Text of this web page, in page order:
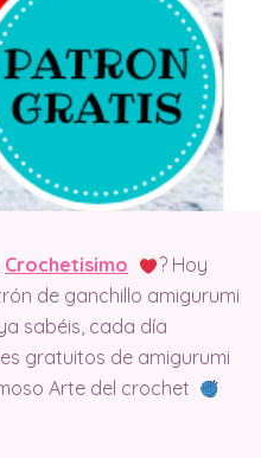
Crochetisimo
? Hoy
de ganchillo amigurumi
sabéis, cada día
gratuitos de amigurumi
Arte del crochet